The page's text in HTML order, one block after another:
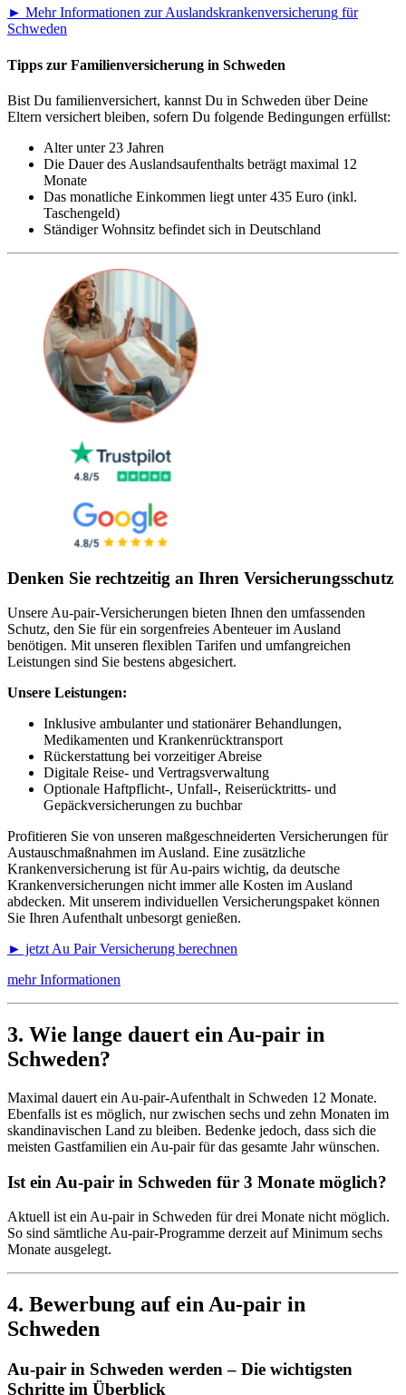
► Mehr Informationen zur Auslandskrankenversicherung für
Schweden
Tipps zur Familienversicherung in Schweden
Bist Du familienversichert, kannst Du in Schweden über Deine
Eltern versichert bleiben, sofern Du folgende Bedingungen erfüllst:
Alter unter 23 Jahren
Die Dauer des Auslandsaufenthalts beträgt maximal 12
Monate
Das monatliche Einkommen liegt unter 435 Euro (inkl.
Taschengeld)
Ständiger Wohnsitz befindet sich in Deutschland
Denken Sie rechtzeitig an Ihren Versicherungsschutz
Unsere Au-pair-Versicherungen bieten Ihnen den umfassenden
Schutz, den Sie für ein sorgenfreies Abenteuer im Ausland
benötigen. Mit unseren flexiblen Tarifen und umfangreichen
Leistungen sind Sie bestens abgesichert.
Unsere Leistungen:
Inklusive ambulanter und stationärer Behandlungen,
Medikamenten und Krankenrücktransport
Rückerstattung bei vorzeitiger Abreise
Digitale Reise- und Vertragsverwaltung
Optionale Haftpflicht-, Unfall-, Reiserücktritts- und
Gepäckversicherungen zu buchbar
Profitieren Sie von unseren maßgeschneiderten Versicherungen für
Austauschmaßnahmen im Ausland. Eine zusätzliche
Krankenversicherung ist für Au-pairs wichtig, da deutsche
Krankenversicherungen nicht immer alle Kosten im Ausland
abdecken. Mit unserem individuellen Versicherungspaket können
Sie Ihren Aufenthalt unbesorgt genießen.
► jetzt Au Pair Versicherung berechnen
mehr Informationen
3. Wie lange dauert ein Au-pair in
Schweden?
Maximal dauert ein Au-pair-Aufenthalt in Schweden 12 Monate.
Ebenfalls ist es möglich, nur zwischen sechs und zehn Monaten im
skandinavischen Land zu bleiben. Bedenke jedoch, dass sich die
meisten Gastfamilien ein Au-pair für das gesamte Jahr wünschen.
Ist ein Au-pair in Schweden für 3 Monate möglich?
Aktuell ist ein Au-pair in Schweden für drei Monate nicht möglich.
So sind sämtliche Au-pair-Programme derzeit auf Minimum sechs
Monate ausgelegt.
4. Bewerbung auf ein Au-pair in
Schweden
Au-pair in Schweden werden – Die wichtigsten
Schritte im Überblick